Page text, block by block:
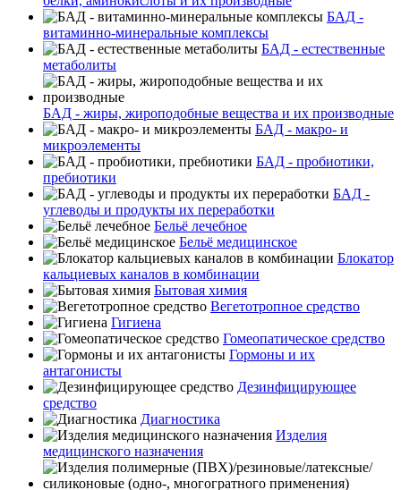
БАД -
витаминно-минеральные комплексы
БАД - естественные
метаболиты
БАД - жиры, жироподобные вещества и их производные
БАД - макро- и
микроэлементы
БАД - пробиотики,
пребиотики
БАД -
углеводы и продукты их переработки
Бельё лечебное
Бельё медицинское
Блокатор
кальциевых каналов в комбинации
Бытовая химия
Вегетотропное средство
Гигиена
Гомеопатическое средство
Гормоны и их
антагонисты
Дезинфицирующее
средство
Диагностика
Изделия
медицинского назначения